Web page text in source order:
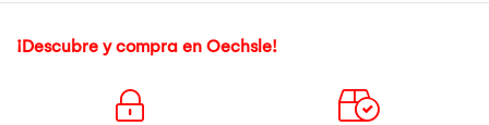
¡Descubre y compra en Oechsle!